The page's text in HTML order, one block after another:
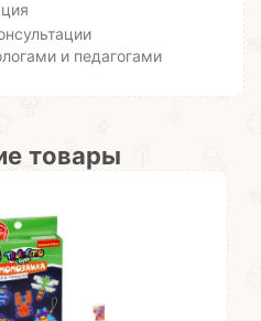
и педагогами
товары